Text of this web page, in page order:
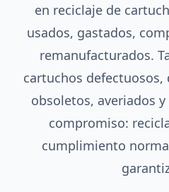
en reciclaje de
usados, gastados,
remanufacturados.
cartuchos defectuosos,
obsoletos, averiados
compromiso:
cumplimiento